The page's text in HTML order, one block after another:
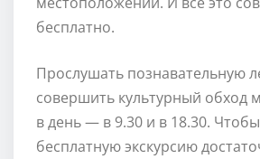
бесплатно.
Прослушать познавательную
совершить культурный обход
в день — в 9.30 и в 18.30.
бесплатную экскурсию